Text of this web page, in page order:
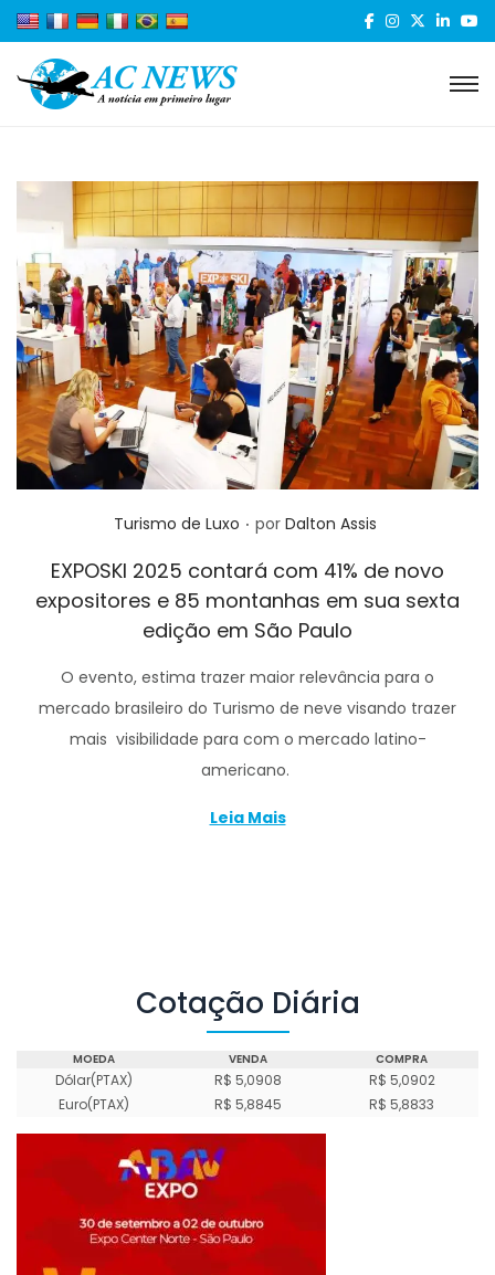
Posted in
Turismo de Luxo . por Dalton Assis
EXPOSKI 2025 contará com 41% de novo
expositores e 85 montanhas em sua sexta
edição em São Paulo
O evento, estima trazer maior relevância para o
mercado brasileiro do Turismo de neve visando trazer
mais visibilidade para com o mercado latino-
americano.
Leia Mais
Cotação Diária
MOEDA VENDA COMPRA
Dólar(PTAX) R$ 5,0908
R$ 5,0902
Euro(PTAX)
R$ 5,8845 R$ 5,8833